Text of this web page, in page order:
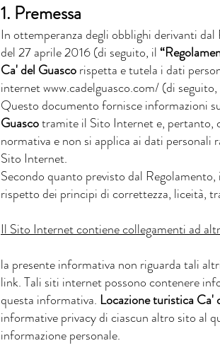
1. Premessa
In ottemperanza degli obblighi derivanti
del 27 aprile 2016 (di seguito, il
Ca' del Guascorispetta e tutela i dati
internetwww.cadelguasco.com/(di
Questo documento fornisce informazioni
Guascotramite il Sito Internet e, pertanto,
normativa e non si applica ai dati personali
Sito Internet.
Secondo quanto previsto dal
rispetto dei principi di correttezza, liceità,
Il Sito Internet contiene collegamenti ad
la presente informativa non riguarda tali
link. Tali siti internet possono contenere
questa informativa. Locazione turistica Ca'
informative privacy di ciascun altro sito al
informazione personale.